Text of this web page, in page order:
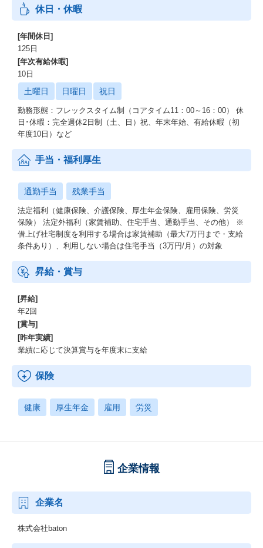
休日・休暇
[年間休日]
125日
[年次有給休暇]
10日
土曜日 日曜日 祝日
勤務形態：フレックスタイム制（コアタイム11：00～16：00） 休
日･休暇：完全週休2日制（土、日）祝、年末年始、有給休暇（初
年度10日）など
手当・福利厚生
通勤手当 残業手当
法定福利（健康保険、介護保険、厚生年金保険、雇用保険、労災
保険） 法定外福利（家賃補助、住宅手当、通勤手当、その他） ※
借上げ社宅制度を利用する場合は家賃補助（最大7万円まで・支給
条件あり）、利用しない場合は住宅手当（3万円/月）の対象
昇給・賞与
[昇給]
年2回
[賞与]
[昨年実績]
業績に応じて決算賞与を年度末に支給
保険
健康 厚生年金 雇用 労災
企業情報
企業名
株式会社baton